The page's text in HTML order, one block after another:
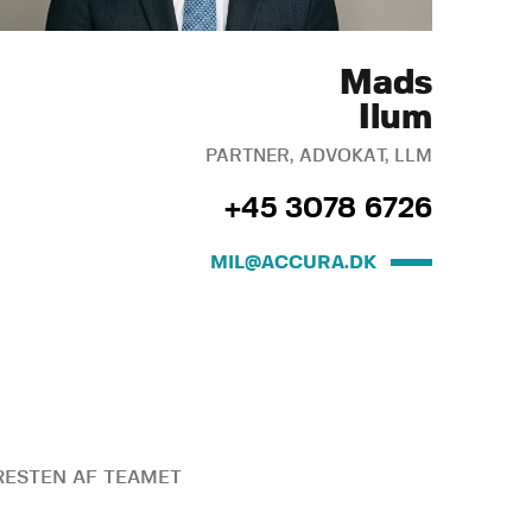
Mads
Ilum
PARTNER, ADVOKAT, LLM
+45 3078 6726
MIL@ACCURA.DK
AF TEAMET